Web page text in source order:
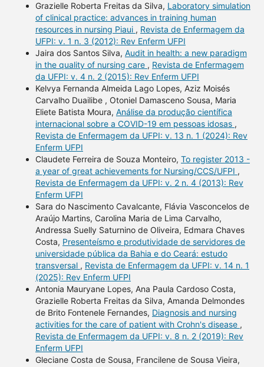
Grazielle Roberta Freitas da Silva, Laboratory simulation
of clinical practice: advances in training human
resources in nursing Piaui , Revista de Enfermagem da
UFPI: v. 1 n. 3 (2012): Rev Enferm UFPI
Jaira dos Santos Silva, Audit in health: a new paradigm
in the quality of nursing care , Revista de Enfermagem
da UFPI: v. 4 n. 2 (2015): Rev Enferm UFPI
Kelvya Fernanda Almeida Lago Lopes, Aziz Moisés
Carvalho Duailibe , Otoniel Damasceno Sousa, Maria
Eliete Batista Moura, Análise da produção científica
internacional sobre a COVID-19 em pessoas idosas ,
Revista de Enfermagem da UFPI: v. 13 n. 1 (2024): Rev
Enferm UFPI
Claudete Ferreira de Souza Monteiro, To register 2013 -
a year of great achievements for Nursing/CCS/UFPI ,
Revista de Enfermagem da UFPI: v. 2 n. 4 (2013): Rev
Enferm UFPI
Sara do Nascimento Cavalcante, Flávia Vasconcelos de
Araújo Martins, Carolina Maria de Lima Carvalho,
Andressa Suelly Saturnino de Oliveira, Edmara Chaves
Costa, Presenteísmo e produtividade de servidores de
universidade pública da Bahia e do Ceará: estudo
transversal , Revista de Enfermagem da UFPI: v. 14 n. 1
(2025): Rev Enferm UFPI
Antonia Mauryane Lopes, Ana Paula Cardoso Costa,
Grazielle Roberta Freitas da Silva, Amanda Delmondes
de Brito Fontenele Fernandes, Diagnosis and nursing
activities for the care of patient with Crohn's disease ,
Revista de Enfermagem da UFPI: v. 8 n. 2 (2019): Rev
Enferm UFPI
Gleciane Costa de Sousa, Francilene de Sousa Vieira,